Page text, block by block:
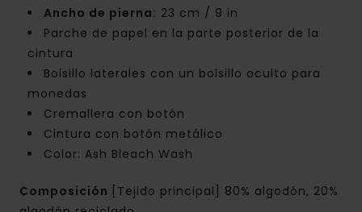
Ancho de pierna: 23 cm / 9 in
Parche de papel en la parte posterior de la
cintura
Bolsillo laterales con un bolsillo oculto para
monedas
Cremallera con botón
Cintura con botón metálico
Color: Ash Bleach Wash
Composición [Tejido principal] 80% algodón, 20%